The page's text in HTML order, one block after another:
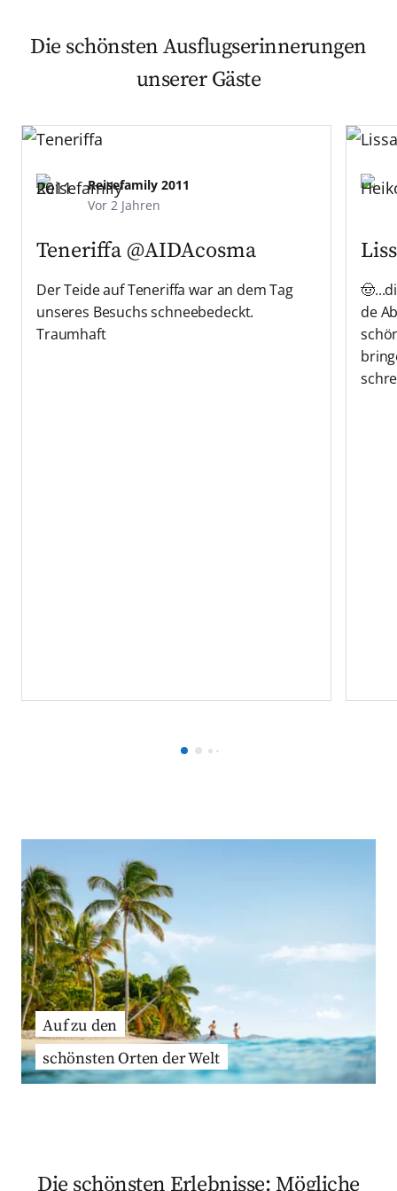
Weitergehende Bekleidungsvorschriften
(z. B. in Tempeln oder Moscheen) finden
Ausflug.
Kabinensafe an Bord.
Die schönsten Ausflugserinnerungen
unserer Gäste
Reisefamily 2011
Vor 2 Jahren
Teneriffa @AIDAcosma
Der Teide auf Teneriffa war an dem Tag
unseres Besuchs schneebedeckt.
Traumhaft
de
Auf zu den
schönsten Orten der Welt
Die schönsten Erlebnisse: Mögliche